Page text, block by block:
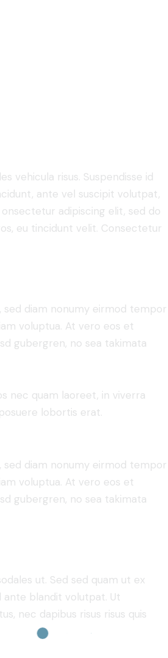
vehicula risus. Suspendisse id
ante vel suscipit volutpat,
adipiscing elit, sed do
eu tincidunt velit. Consectetur
diam nonumy eirmod tempor
voluptua. At vero eos et
gubergren, no sea takimata
nec quam laoreet, in viverra
lobortis erat.
diam nonumy eirmod tempor
voluptua. At vero eos et
gubergren, no sea takimata
ut. Sed sed quam ut ex
ante blandit volutpat. Ut
nec dapibus risus risus quis